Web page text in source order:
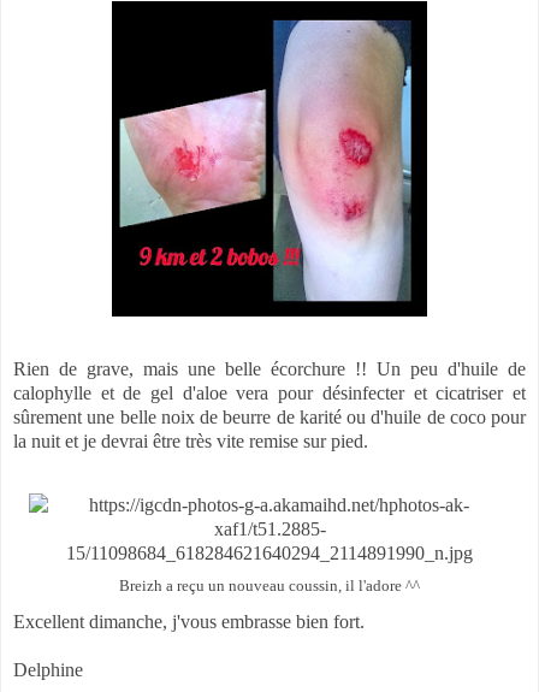
Rien de grave, mais une belle écorchure !! Un peu d'huile de
calophylle et de gel d'aloe vera pour désinfecter et cicatriser et
sûrement une belle noix de beurre de karité ou d'huile de coco pour
la nuit et je devrai être très vite remise sur pied.
Breizh a reçu un nouveau coussin, il l'adore ^^
Excellent dimanche, j'vous embrasse bien fort.
Delphine